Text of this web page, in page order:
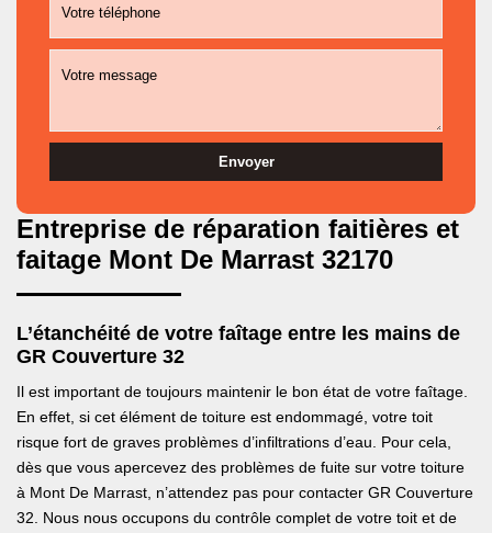
Entreprise de réparation faitières et
faitage Mont De Marrast 32170
L’étanchéité de votre faîtage entre les mains de
GR Couverture 32
Il est important de toujours maintenir le bon état de votre faîtage.
En effet, si cet élément de toiture est endommagé, votre toit
risque fort de graves problèmes d’infiltrations d’eau. Pour cela,
dès que vous apercevez des problèmes de fuite sur votre toiture
à Mont De Marrast, n’attendez pas pour contacter GR Couverture
32. Nous nous occupons du contrôle complet de votre toit et de